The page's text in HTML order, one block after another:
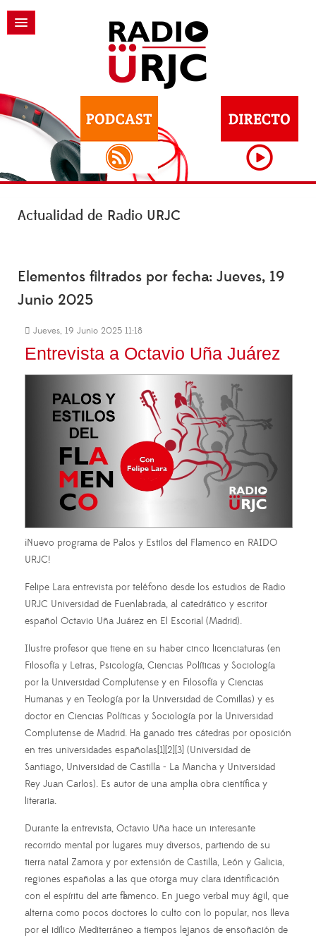
Actualidad de Radio URJC
Elementos filtrados por fecha: Jueves, 19
Junio 2025
Jueves, 19 Junio 2025 11:18
Entrevista a Octavio Uña Juárez
¡Nuevo programa de Palos y Estilos del Flamenco en RAIDO
URJC!
Felipe Lara entrevista por teléfono desde los estudios de Radio
URJC Universidad de Fuenlabrada, al catedrático y escritor
español Octavio Uña Juárez en El Escorial (Madrid).
Ilustre profesor que tiene en su haber cinco licenciaturas (en
Filosofía y Letras, Psicología, Ciencias Políticas y Sociología
por la Universidad Complutense y en Filosofía y Ciencias
Humanas y en Teología por la Universidad de Comillas) y es
doctor en Ciencias Políticas y Sociología por la Universidad
Complutense de Madrid. Ha ganado tres cátedras por oposición
en tres universidades españolas[1][2][3] (Universidad de
Santiago, Universidad de Castilla - La Mancha y Universidad
Rey Juan Carlos). Es autor de una amplia obra científica y
literaria.
Durante la entrevista, Octavio Uña hace un interesante
recorrido mental por lugares muy diversos, partiendo de su
tierra natal Zamora y por extensión de Castilla, León y Galicia,
regiones españolas a las que otorga muy clara identificación
con el espíritu del arte flamenco. En juego verbal muy ágil, que
alterna como pocos doctores lo culto con lo popular, nos lleva
por el idílico Mediterráneo a tiempos lejanos de ensoñación de